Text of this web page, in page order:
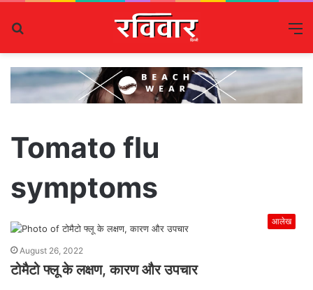
Tomato flu
symptoms
आलेख
August 26, 2022
टोमैटो फ्लू के लक्षण, कारण और उपचार